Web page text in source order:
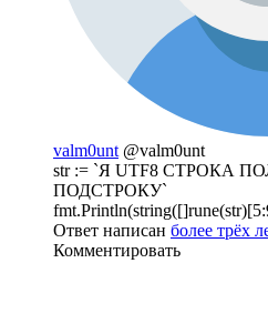
valm0unt @valm0unt
str := `Я UTF8 СТРОКА
ПОДСТРОКУ`
Ответ написан более трёх
Комментировать